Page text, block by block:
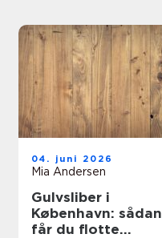
04. juni 2026
Mia Andersen
Gulvsliber i
København: sådan
får du flotte